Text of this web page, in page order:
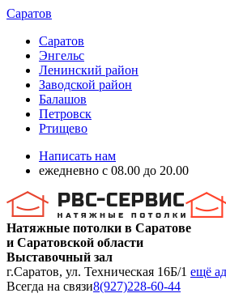
Саратов
Саратов
Энгельс
Ленинский район
Заводской район
Балашов
Петровск
Ртищево
Написать нам
ежедневно с 08.00 до 20.00
Натяжные потолки в Саратове
и Саратовской области
Выставочный зал
г.Саратов, ул. Техническая 16Б/1 ещё
Всегда на связи8(927)228-60-44